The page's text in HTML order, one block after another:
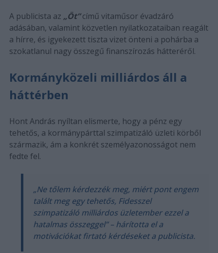
A publicista az „Öt”című vitaműsor évadzáró
adásában, valamint közvetlen nyilatkozataiban reagált
a hírre, és igyekezett tiszta vizet önteni a pohárba a
szokatlanul nagy összegű finanszírozás hátteréről.
Kormányközeli milliárdos áll a
háttérben
Hont András nyíltan elismerte, hogy a pénz egy
tehetős, a kormánypárttal szimpatizáló üzleti körből
származik, ám a konkrét személyazonosságot nem
fedte fel.
„Ne tőlem kérdezzék meg, miért pont engem
talált meg egy tehetős, Fidesszel
szimpatizáló milliárdos üzletember ezzel a
hatalmas összeggel” – hárította el a
motivációkat firtató kérdéseket a publicista.